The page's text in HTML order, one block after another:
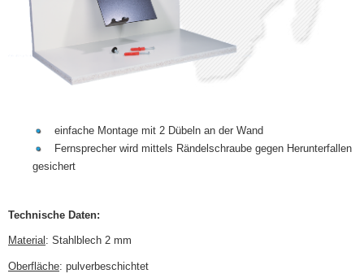
einfache Montage mit 2 Dübeln an der Wand
Fernsprecher wird mittels Rändelschraube gegen Herunterfallen
gesichert
Technische Daten:
Material : Stahlblech 2 mm
Oberfläche: pulverbeschichtet